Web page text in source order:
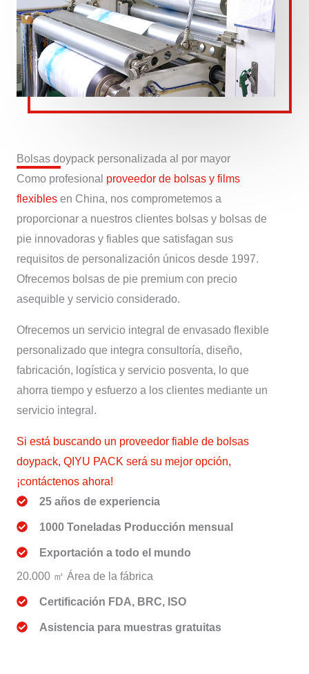
Bolsas doypack personalizada al por mayor
Como profesional proveedor de bolsas y films
flexibles en China, nos comprometemos a
proporcionar a nuestros clientes bolsas y bolsas de
pie innovadoras y fiables que satisfagan sus
requisitos de personalización únicos desde 1997.
Ofrecemos bolsas de pie premium con precio
asequible y servicio considerado.
Ofrecemos un servicio integral de envasado flexible
personalizado que integra consultoría, diseño,
fabricación, logística y servicio posventa, lo que
ahorra tiempo y esfuerzo a los clientes mediante un
servicio integral.
Si está buscando un proveedor fiable de bolsas
doypack, QIYU PACK será su mejor opción,
¡contáctenos ahora!
25 años de experiencia
1000 Toneladas Producción mensual
Exportación a todo el mundo
20.000 ㎡ Área de la fábrica
Certificación FDA, BRC, ISO
Asistencia para muestras gratuitas